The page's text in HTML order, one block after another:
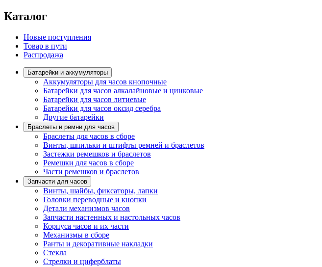
Каталог
Новые поступления
Товар в пути
Распродажа
Батарейки и аккумуляторы
Аккумуляторы для часов кнопочные
Батарейки для часов алкалайновые и цинковые
Батарейки для часов литиевые
Батарейки для часов оксид серебра
Другие батарейки
Браслеты и ремни для часов
Браслеты для часов в сборе
Винты, шпильки и штифты ремней и браслетов
Застежки ремешков и браслетов
Ремешки для часов в сборе
Части ремешков и браслетов
Запчасти для часов
Винты, шайбы, фиксаторы, лапки
Головки переводные и кнопки
Детали механизмов часов
Запчасти настенных и настольных часов
Корпуса часов и их части
Механизмы в сборе
Ранты и декоративные накладки
Стекла
Стрелки и циферблаты